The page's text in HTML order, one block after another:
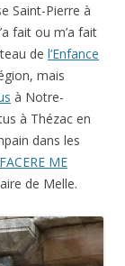
Saint-Pierre à
fait ou m’a fait
de l’Enfance
mais
à Notre-
à Thézac en
dans les
FACERE ME
de Melle.